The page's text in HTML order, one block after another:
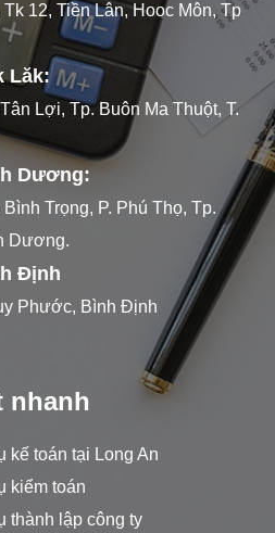
12, Tiền Lân, Hooc Môn, Tp
Lăk:
Lợi, Tp. Buôn Ma Thuột, T.
Dương:
Trọng, P. Phú Thọ, Tp.
Dương.
Định
Phước, Bình Định
nhanh
kế toán tại Long An
kiểm toán
thành lập công ty